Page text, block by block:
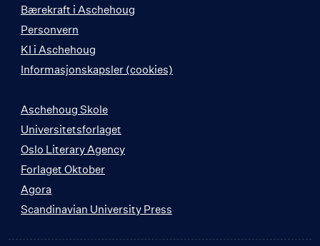
Bærekraft i Aschehoug
Personvern
KI i Aschehoug
Informasjonskapsler (cookies)
Aschehoug Skole
Universitetsforlaget
Oslo Literary Agency
Forlaget Oktober
Agora
Scandinavian University Press